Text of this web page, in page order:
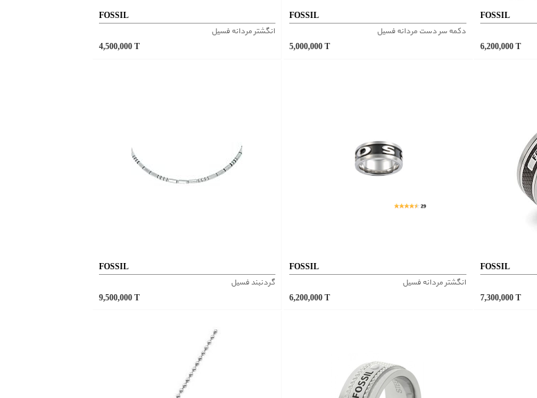
FOSSIL
انگشتر مردانه فسیل
4,500,000 T
FOSSIL
دکمه سر دست مردانه فسیل
5,000,000T
FOSSIL
6,200,000 T
FOSSIL
گردنبند فسیل
9,500,000 T
FOSSIL
انگشتر مردانه فسیل
6,200,000T
FOSSIL
7,300,000 T